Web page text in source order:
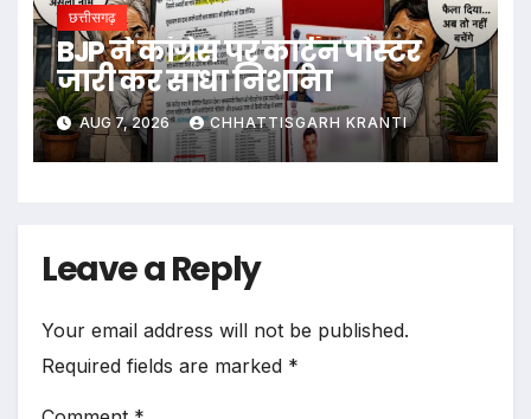
छत्तीसगढ़
BJP ने कांग्रेस पर कार्टून पोस्टर
जारी कर साधा निशाना
AUG 7, 2026 CHHATTISGARH KRANTI
Leave a Reply
Your email address will not be published.
Required fields are marked *